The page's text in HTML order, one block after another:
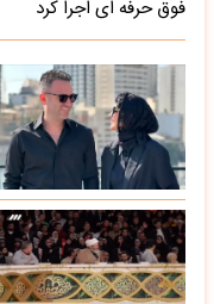
فوق حرفه ای اجرا کرد